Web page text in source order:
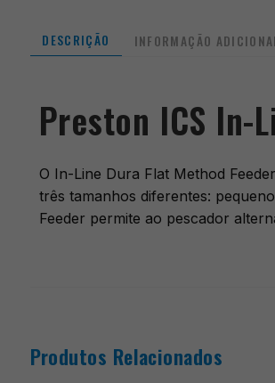
DESCRIÇÃO INFORMAÇÃO ADICIONAL
Preston ICS In-
O In-Line Dura Flat Method
três tamanhos diferentes:
Feeder permite ao pescador
Produtos Relacionados